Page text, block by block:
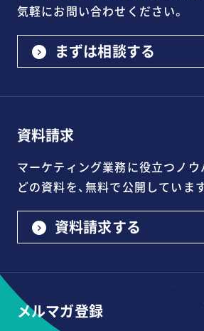
気軽にお問い合わせください。
まずは相談する
資料請求
マーケティング業務に役立つノウ
どの資料を、無料で公開しています
資料請求する
メルマガ登録